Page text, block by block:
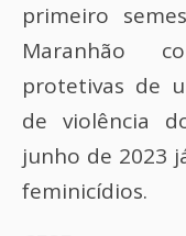
primeiro
Maranhão
protetivas de
de violência
junho de 2023
feminicídios.